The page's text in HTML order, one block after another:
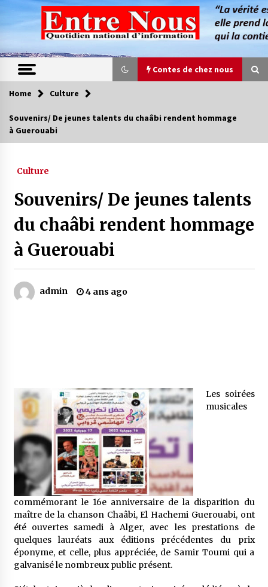
content
Contes de chez nous
Contes de chez nous
Magie de sorcier
4 ans ago
Oum el Gaïla / L’ogresse du M’zab
4 ans ago
« Père, tiens-moi, je vais tomber ! »
5 ans ago
Le bouc de l’Au-delà
5 ans ago
Le monstrueux vieillard (Un récit du Sud
algérien)
5 ans ago
Rencontre nocturne dans le désert (Un conte
Home Culture
Souvenirs/ De jeunes talents du chaâbi rendent hommage
à Guerouabi
Culture
Souvenirs/ De jeunes talents
du chaâbi rendent hommage
à Guerouabi
admin 4 ans ago
Les soirées
musicales
commémorant le 16e anniversaire de la disparition du
maître de la chanson Chaâbi, El Hachemi Guerouabi, ont
été ouvertes samedi à Alger, avec les prestations de
quelques lauréats aux éditions précédentes du prix
éponyme, et celle, plus appréciée, de Samir Toumi qui a
galvanisé le nombreux public présent.